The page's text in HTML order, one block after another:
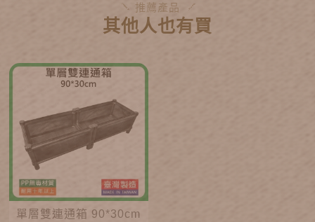
推薦產品
其他人也有買
單層雙連通箱 90*30cm